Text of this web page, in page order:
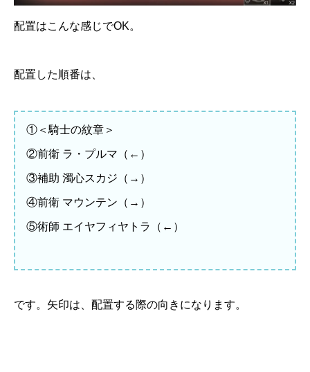
配置はこんな感じでOK。
配置した順番は、
①＜騎士の紋章＞
②前衛 ラ・プルマ（←）
③補助 濁心スカジ（→）
④前衛 マウンテン（→）
⑤術師 エイヤフィヤトラ（←）
です。矢印は、配置する際の向きになります。